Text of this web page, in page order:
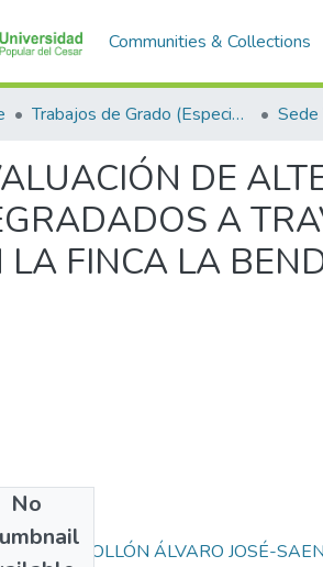
Communities & Collections
Trabajos de Grado (Especializaciones y Pregrados) Sede
DE
A
LA FINCA LA
No
MOGOLLÓN ÁLVARO JOSÉ-